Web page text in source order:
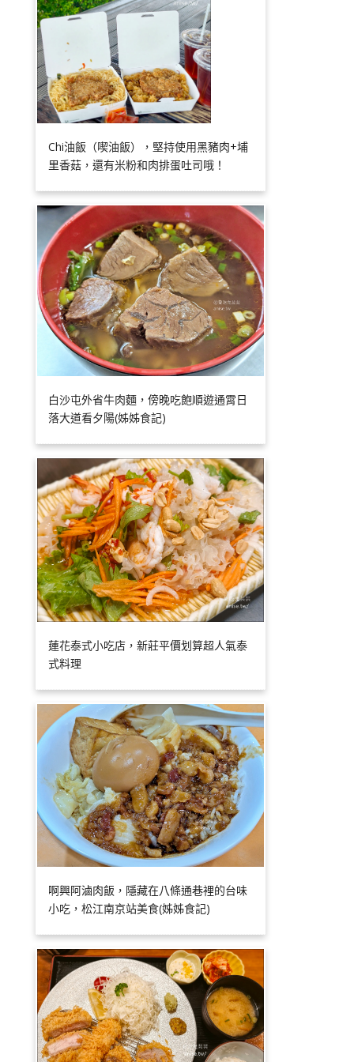
Chi油飯（喫油飯），堅持使用黑豬肉+埔
里香菇，還有米粉和肉排蛋吐司哦！
白沙屯外省牛肉麵，傍晚吃飽順遊通霄日
落大道看夕陽(姊姊食記)
蓮花泰式小吃店，新莊平價划算超人氣泰
式料理
啊興阿滷肉飯，隱藏在八條通巷裡的台味
小吃，松江南京站美食(姊姊食記)